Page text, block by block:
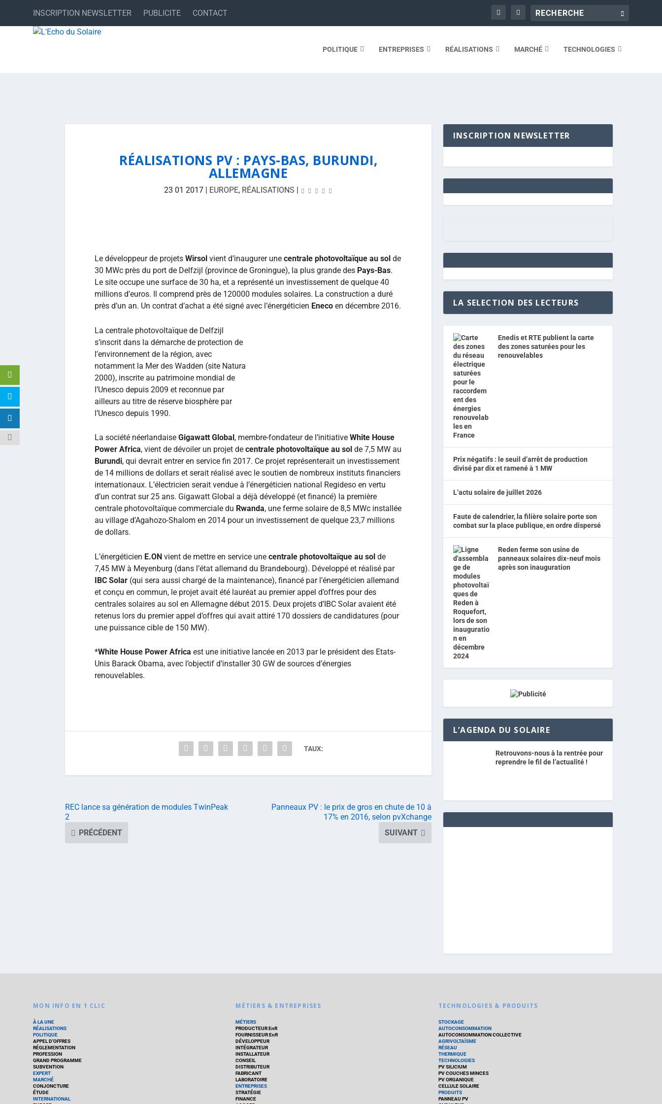
INSCRIPTION NEWSLETTER PUBLICITE CONTACT
POLITIQUE ENTREPRISES RÉALISATIONS MARCHÉ TECHNOLOGIES
RÉALISATIONS PV : PAYS-BAS, BURUNDI,
ALLEMAGNE
23 01 2017| EUROPE, RÉALISATIONS |
Le développeur de projets Wirsol vient d’inaugurer une centrale photovoltaïque au sol de
30 MWc près du port de Delfzijl (province de Groningue), la plus grande des Pays-Bas.
Le site occupe une surface de 30 ha, et a représenté un investissement de quelque 40
millions d’euros. Il comprend près de 120000 modules solaires. La construction a duré
près d’un an. Un contrat d’achat a été signé avec l’énergéticien Eneco en décembre 2016.
La centrale photovoltaïque de Delfzijl
s’inscrit dans la démarche de protection de
l’environnement de la région, avec
notamment la Mer des Wadden (site Natura
2000), inscrite au patrimoine mondial de
l’Unesco depuis 2009 et reconnue par
ailleurs au titre de réserve biosphère par
l’Unesco depuis 1990.
La société néerlandaise Gigawatt Global , membre-fondateur de l’initiative White House
Power Africa, vient de dévoiler un projet de centrale photovoltaïque au sol de 7,5 MW au
Burundi, qui devrait entrer en service fin 2017. Ce projet représenterait un investissement
de 14 millions de dollars et serait réalisé avec le soutien de nombreux instituts financiers
internationaux. L’électricien serait vendue à l’énergéticien national Regideso en vertu
d’un contrat sur 25 ans. Gigawatt Global a déjà développé (et financé) la première
centrale photovoltaïque commerciale du Rwanda, une ferme solaire de 8,5 MWc installée
au village d’Agahozo-Shalom en 2014 pour un investissement de quelque 23,7 millions
de dollars.
L’énergéticien E.ON vient de mettre en service une centrale photovoltaïque au sol de
7,45 MW à Meyenburg (dans l’état allemand du Brandebourg). Développé et réalisé par
IBC Solar (qui sera aussi chargé de la maintenance), financé par l’énergéticien allemand
et conçu en commun, le projet avait été lauréat au premier appel d’offres pour des
centrales solaires au sol en Allemagne début 2015. Deux projets d’IBC Solar avaient été
retenus lors du premier appel d’offres qui avait attiré 170 dossiers de candidatures (pour
une puissance cible de 150 MW).
*White House Power Africa est une initiative lancée en 2013 par le président des Etats-
Unis Barack Obama, avec l’objectif d’installer 30 GW de sources d’énergies
renouvelables.
TAUX:
REC lance sa génération de modules TwinPeak
2
PRÉCÉDENT
Panneaux PV : le prix de gros en chute de 10 à
17% en 2016, selon pvXchange
SUIVANT
INSCRIPTION NEWSLETTER
LA SELECTION DES LECTEURS
Enedis et RTE publient la carte
des zones saturées pour les
renouvelables
Prix négatifs : le seuil d’arrêt de production
divisé par dix et ramené à 1 MW
L’actu solaire de juillet 2026
Faute de calendrier, la filière solaire porte son
combat sur la place publique, en ordre dispersé
Reden ferme son usine de
panneaux solaires dix-neuf mois
après son inauguration
L’AGENDA DU SOLAIRE
Retrouvons-nous à la rentrée pour
reprendre le fil de l’actualité !
MON INFO EN 1 CLIC
À LA UNE
RÉALISATIONS
POLITIQUE
APPEL D’OFFRES
RÉGLEMENTATION
PROFESSION
GRAND PROGRAMME
SUBVENTION
EXPERT
MARCHÉ
CONJONCTURE
ÉTUDE
INTERNATIONAL
MÉTIERS & ENTREPRISES
MÉTIERS
PRODUCTEUR EnR
FOURNISSEUR EnR
DÉVELOPPEUR
INTÉGRATEUR
INSTALLATEUR
CONSEIL
DISTRIBUTEUR
FABRICANT
LABORATOIRE
ENTREPRISES
STRATÉGIE
FINANCE
TECHNOLOGIES & PRODUITS
STOCKAGE
AUTOCONSOMMATION
AUTOCONSOMMATION COLLECTIVE
AGRIVOLTAÏSME
RÉSEAU
THERMIQUE
TECHNOLOGIES
PV SILICIUM
PV COUCHES MINCES
PV ORGANIQUE
CELLULE SOLAIRE
PRODUITS
PANNEAU PV